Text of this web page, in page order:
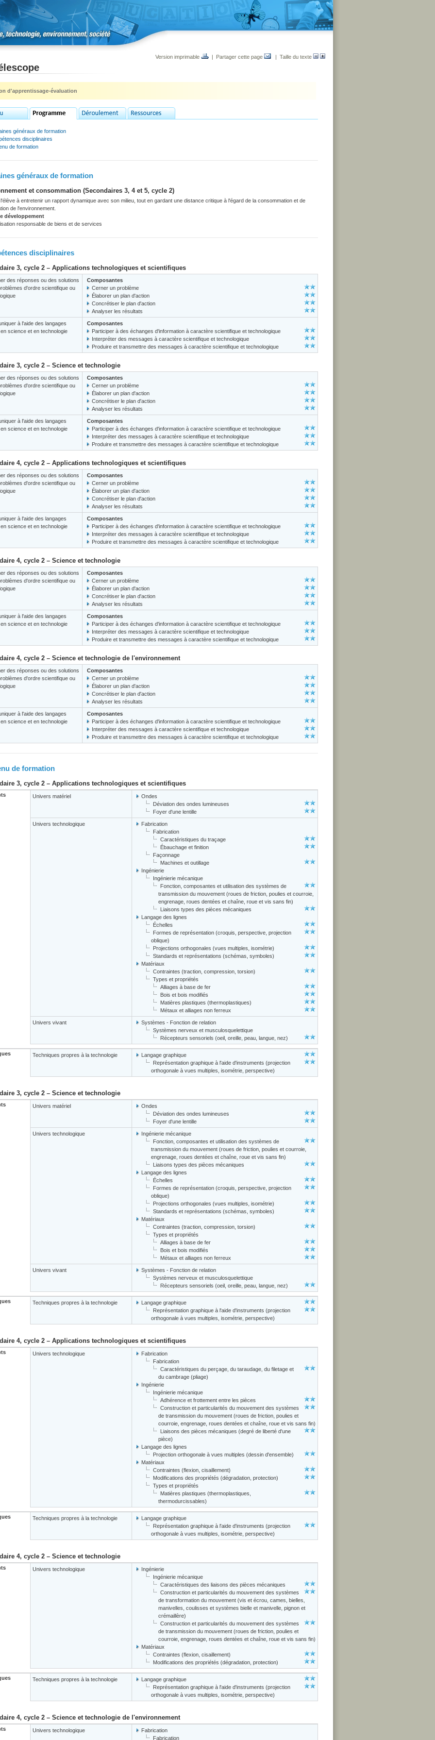
Version imprimable | Partager cette page | Taille du texte
d'apprentissage-évaluation
généraux de formation
disciplinaires
de formation
généraux de formation
et consommation (Secondaires 3, 4 et 5, cycle 2)
à entretenir un rapport dynamique avec son milieu, tout en gardant une distance critique à l'égard de la consommation et de
de l'environnement.
développement
responsable de biens et de services
disciplinaires
3, cycle 2 – Applications technologiques et scientifiques
des réponses ou des solutions
d'ordre scientifique ou
Composantes
Cerner un problème
Élaborer un plan d'action
Concrétiser le plan d'action
Analyser les résultats
à l'aide des langages
science et en technologie
Composantes
Participer à des échanges d'information à caractère scientifique et technologique
Interpréter des messages à caractère scientifique et technologique
Produire et transmettre des messages à caractère scientifique et technologique
3, cycle 2 – Science et technologie
des réponses ou des solutions
d'ordre scientifique ou
Composantes
Cerner un problème
Élaborer un plan d'action
Concrétiser le plan d'action
Analyser les résultats
à l'aide des langages
science et en technologie
Composantes
Participer à des échanges d'information à caractère scientifique et technologique
Interpréter des messages à caractère scientifique et technologique
Produire et transmettre des messages à caractère scientifique et technologique
4, cycle 2 – Applications technologiques et scientifiques
des réponses ou des solutions
d'ordre scientifique ou
Composantes
Cerner un problème
Élaborer un plan d'action
Concrétiser le plan d'action
Analyser les résultats
à l'aide des langages
science et en technologie
Composantes
Participer à des échanges d'information à caractère scientifique et technologique
Interpréter des messages à caractère scientifique et technologique
Produire et transmettre des messages à caractère scientifique et technologique
4, cycle 2 – Science et technologie
des réponses ou des solutions
d'ordre scientifique ou
Composantes
Cerner un problème
Élaborer un plan d'action
Concrétiser le plan d'action
Analyser les résultats
à l'aide des langages
science et en technologie
Composantes
Participer à des échanges d'information à caractère scientifique et technologique
Interpréter des messages à caractère scientifique et technologique
Produire et transmettre des messages à caractère scientifique et technologique
4, cycle 2 – Science et technologie de l'environnement
des réponses ou des solutions
d'ordre scientifique ou
Composantes
Cerner un problème
Élaborer un plan d'action
Concrétiser le plan d'action
Analyser les résultats
à l'aide des langages
science et en technologie
Composantes
Participer à des échanges d'information à caractère scientifique et technologique
Interpréter des messages à caractère scientifique et technologique
Produire et transmettre des messages à caractère scientifique et technologique
de formation
3, cycle 2 – Applications technologiques et scientifiques
Univers matériel
Ondes
Déviation des ondes lumineuses
Foyer d'une lentille
Univers technologique
Fabrication
Fabrication
Caractéristiques du traçage
Ébauchage et finition
Façonnage
Machines et outillage
Ingénierie
Ingénierie mécanique
Fonction, composantes et utilisation des systèmes de
transmission du mouvement (roues de friction, poulies et courroie,
engrenage, roues dentées et chaîne, roue et vis sans fin)
Liaisons types des pièces mécaniques
Langage des lignes
Échelles
Formes de représentation (croquis, perspective, projection
oblique)
Projections orthogonales (vues multiples, isométrie)
Standards et représentations (schémas, symboles)
Matériaux
Contraintes (traction, compression, torsion)
Types et propriétés
Alliages à base de fer
Bois et bois modifiés
Matières plastiques (thermoplastiques)
Métaux et alliages non ferreux
Univers vivant
Systèmes - Fonction de relation
Systèmes nerveux et musculosquelettique
Récepteurs sensoriels (oeil, oreille, peau, langue, nez)
Techniques propres à la technologie
Langage graphique
Représentation graphique à l'aide d'instruments (projection
orthogonale à vues multiples, isométrie, perspective)
3, cycle 2 – Science et technologie
Univers matériel
Ondes
Déviation des ondes lumineuses
Foyer d'une lentille
Univers technologique
Ingénierie mécanique
Fonction, composantes et utilisation des systèmes de
transmission du mouvement (roues de friction, poulies et courroie,
engrenage, roues dentées et chaîne, roue et vis sans fin)
Liaisons types des pièces mécaniques
Langage des lignes
Échelles
Formes de représentation (croquis, perspective, projection
oblique)
Projections orthogonales (vues multiples, isométrie)
Standards et représentations (schémas, symboles)
Matériaux
Contraintes (traction, compression, torsion)
Types et propriétés
Alliages à base de fer
Bois et bois modifiés
Métaux et alliages non ferreux
Univers vivant
Systèmes - Fonction de relation
Systèmes nerveux et musculosquelettique
Récepteurs sensoriels (oeil, oreille, peau, langue, nez)
Techniques propres à la technologie
Langage graphique
Représentation graphique à l'aide d'instruments (projection
orthogonale à vues multiples, isométrie, perspective)
4, cycle 2 – Applications technologiques et scientifiques
Univers technologique
Fabrication
Fabrication
Caractéristiques du perçage, du taraudage, du filetage et
du cambrage (pliage)
Ingénierie
Ingénierie mécanique
Adhérence et frottement entre les pièces
Construction et particularités du mouvement des systèmes
de transmission du mouvement (roues de friction, poulies et
courroie, engrenage, roues dentées et chaîne, roue et vis sans fin)
Liaisons des pièces mécaniques (degré de liberté d'une
pièce)
Langage des lignes
Projection orthogonale à vues multiples (dessin d'ensemble)
Matériaux
Contraintes (flexion, cisaillement)
Modifications des propriétés (dégradation, protection)
Types et propriétés
Matières plastiques (thermoplastiques,
thermodurcissables)
Techniques propres à la technologie
Langage graphique
Représentation graphique à l'aide d'instruments (projection
orthogonale à vues multiples, isométrie, perspective)
4, cycle 2 – Science et technologie
Univers technologique
Ingénierie
Ingénierie mécanique
Caractéristiques des liaisons des pièces mécaniques
Construction et particularités du mouvement des systèmes
de transformation du mouvement (vis et écrou, cames, bielles,
manivelles, coulisses et systèmes bielle et manivelle, pignon et
crémaillère)
Construction et particularités du mouvement des systèmes
de transmission du mouvement (roues de friction, poulies et
courroie, engrenage, roues dentées et chaîne, roue et vis sans fin)
Matériaux
Contraintes (flexion, cisaillement)
Modifications des propriétés (dégradation, protection)
Techniques propres à la technologie
Langage graphique
Représentation graphique à l'aide d'instruments (projection
orthogonale à vues multiples, isométrie, perspective)
4, cycle 2 – Science et technologie de l'environnement
Univers technologique
Fabrication
Fabrication